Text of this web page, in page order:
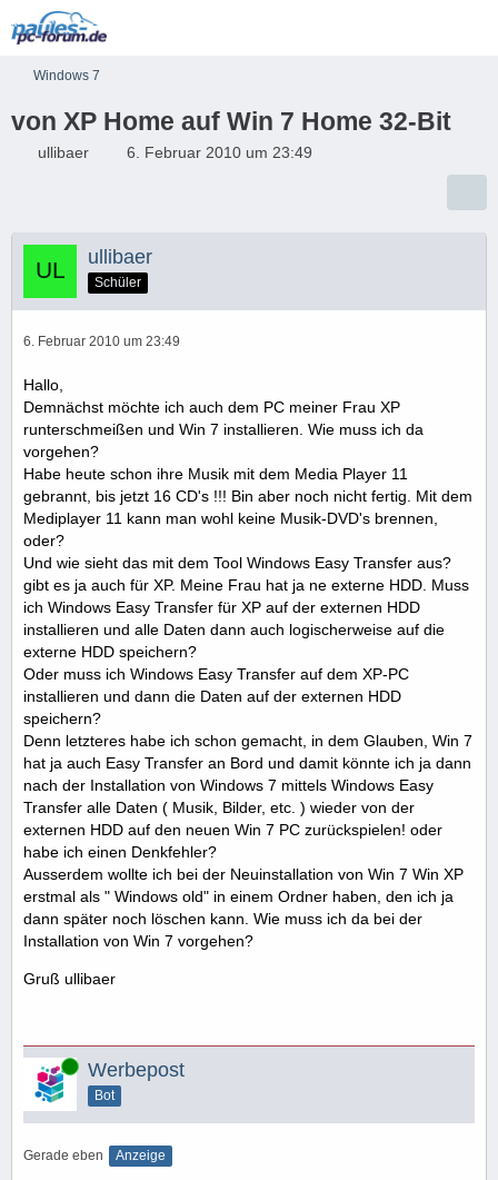
Windows 7
von XP Home auf Win 7 Home 32-Bit
ullibaer 6. Februar 2010 um 23:49
ullibaer
Schüler
6. Februar 2010 um 23:49
Hallo,
Demnächst möchte ich auch dem PC meiner Frau XP
runterschmeißen und Win 7 installieren. Wie muss ich da
vorgehen?
Habe heute schon ihre Musik mit dem Media Player 11
gebrannt, bis jetzt 16 CD's !!! Bin aber noch nicht fertig. Mit dem
Mediplayer 11 kann man wohl keine Musik-DVD's brennen,
oder?
Und wie sieht das mit dem Tool Windows Easy Transfer aus?
gibt es ja auch für XP. Meine Frau hat ja ne externe HDD. Muss
ich Windows Easy Transfer für XP auf der externen HDD
installieren und alle Daten dann auch logischerweise auf die
externe HDD speichern?
Oder muss ich Windows Easy Transfer auf dem XP-PC
installieren und dann die Daten auf der externen HDD
speichern?
Denn letzteres habe ich schon gemacht, in dem Glauben, Win 7
hat ja auch Easy Transfer an Bord und damit könnte ich ja dann
nach der Installation von Windows 7 mittels Windows Easy
Transfer alle Daten ( Musik, Bilder, etc. ) wieder von der
externen HDD auf den neuen Win 7 PC zurückspielen! oder
habe ich einen Denkfehler?
Ausserdem wollte ich bei der Neuinstallation von Win 7 Win XP
erstmal als " Windows old" in einem Ordner haben, den ich ja
dann später noch löschen kann. Wie muss ich da bei der
Installation von Win 7 vorgehen?
Gruß ullibaer
Online Werbepost
Bot
Gerade eben Anzeige